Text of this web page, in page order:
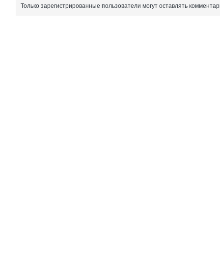
Только зарегистрированные пользователи могут оставлять